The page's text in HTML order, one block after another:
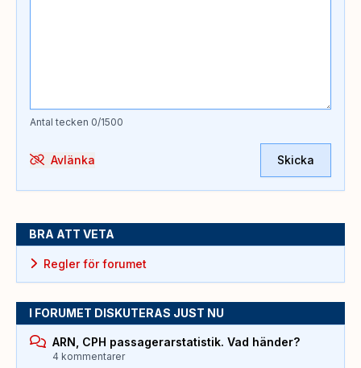
Antal tecken 0/1500
Avlänka Skicka
BRA ATT VETA
Regler för forumet
I FORUMET DISKUTERAS JUST NU
ARN, CPH passagerarstatistik. Vad händer?
4 kommentarer